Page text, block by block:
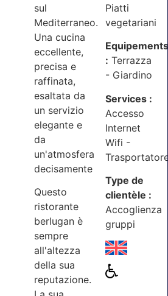
sul
Mediterraneo.
Una cucina
eccellente,
precisa e
raffinata,
esaltata da
un servizio
elegante e
da
un'atmosfera
decisamente
Questo
ristorante
berlugan è
sempre
all'altezza
della sua
reputazione.
Piatti
vegetariani
Equipements
: Terrazza
- Giardino
Services :
Accesso
Internet
Wifi -
Trasportatore
Type de
clientèle :
Accoglienza
gruppi